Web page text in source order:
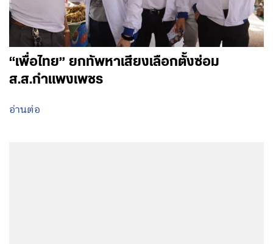
“เพื่อไทย” ยกทัพหาเสียงเลือกตั้งซ่อม
ส.ส.กำแพงเพชร
อ่านต่อ